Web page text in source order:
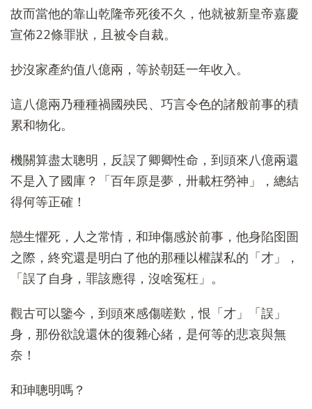
故而當他的靠山乾隆帝死後不久，他就被新皇帝嘉慶
宣佈22條罪狀，且被令自裁。
抄沒家產約值八億兩，等於朝廷一年收入。
這八億兩乃種種禍國殃民、巧言令色的諸般前事的積
累和物化。
機關算盡太聰明，反誤了卿卿性命，到頭來八億兩還
不是入了國庫？「百年原是夢，卅載枉勞神」，總結
得何等正確！
戀生懼死，人之常情，和珅傷感於前事，他身陷囹圄
之際，終究還是明白了他的那種以權謀私的「才」，
「誤了自身，罪該應得，沒啥冤枉」。
觀古可以鑒今，到頭來感傷嗟歎，恨「才」「誤」
身，那份欲說還休的復雜心緒，是何等的悲哀與無
奈！
和珅聰明嗎？